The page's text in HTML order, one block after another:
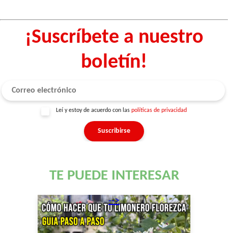
¡Suscríbete a nuestro
boletín!
Leí y estoy de acuerdo con las políticas de privacidad
TE PUEDE INTERESAR
-->